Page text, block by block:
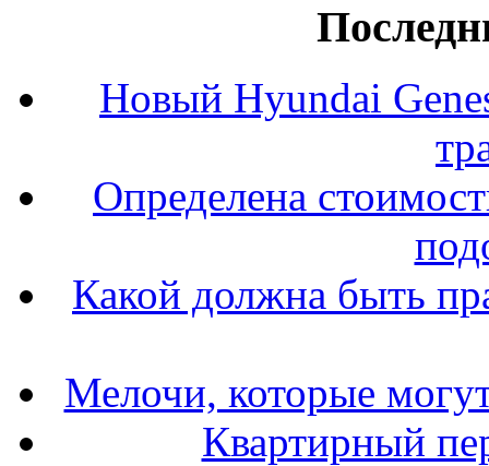
Новый Hyundai
Определена
Какой должна быть
Мелочи, которые
Квартирный